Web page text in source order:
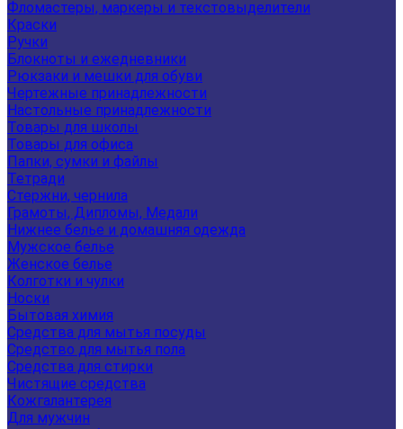
Фломастеры, маркеры и текстовыделители
Краски
Ручки
Блокноты и ежедневники
Рюкзаки и мешки для обуви
Чертежные принадлежности
Настольные принадлежности
Товары для школы
Товары для офиса
Папки, сумки и файлы
Тетради
Стержни, чернила
Грамоты, Дипломы, Медали
Нижнее белье и домашняя одежда
Мужское белье
Женское белье
Колготки и чулки
Носки
Бытовая химия
Средства для мытья посуды
Средство для мытья пола
Средства для стирки
Чистящие средства
Кожгалантерея
Для мужчин